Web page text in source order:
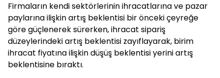
Firmaların kendi sektörlerinin ihracatlarına ve pazar
paylarına ilişkin artış beklentisi bir önceki çeyreğe
göre güçlenerek sürerken, ihracat sipariş
düzeylerindeki artış beklentisi zayıflayarak, birim
ihracat fiyatına ilişkin düşüş beklentisi yerini artış
beklentisine bıraktı.